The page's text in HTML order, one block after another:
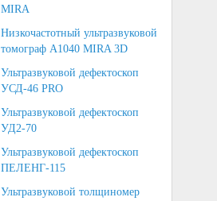
MIRA
Низкочастотный ультразвуковой
томограф А1040 MIRA 3D
Ультразвуковой дефектоскоп
УСД-46 PRO
Ультразвуковой дефектоскоп
УД2-70
Ультразвуковой дефектоскоп
ПЕЛЕНГ-115
Ультразвуковой толщиномер